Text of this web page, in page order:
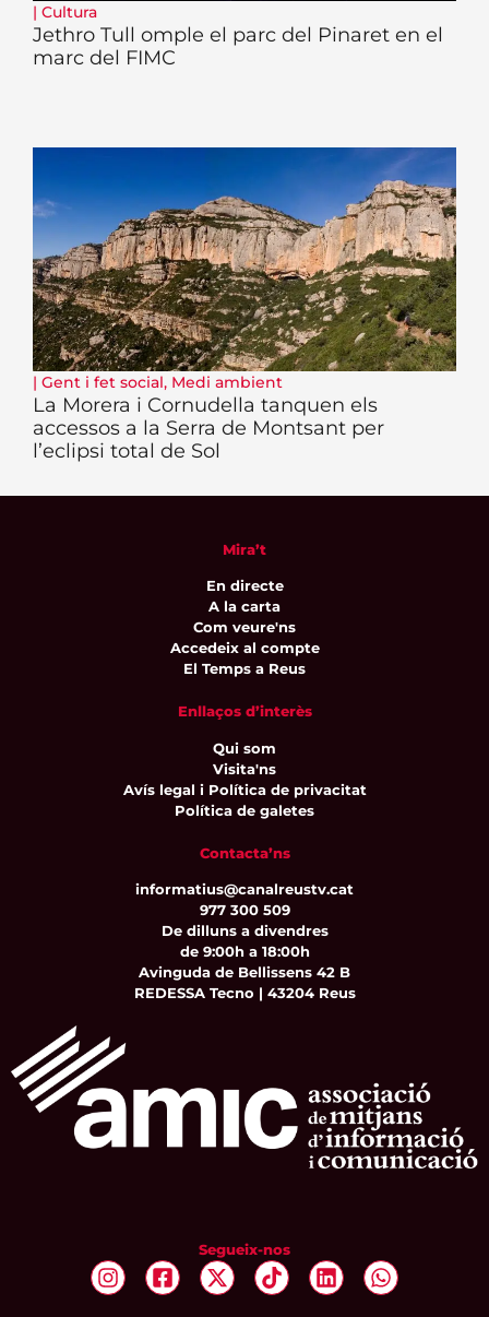
| Cultura
Jethro Tull omple el parc del Pinaret en el
marc del FIMC
| Gent i fet social, Medi ambient
La Morera i Cornudella tanquen els
accessos a la Serra de Montsant per
l’eclipsi total de Sol
Mira’t
En directe
A la carta
Com veure'ns
Accedeix al compte
El Temps a Reus
Enllaços d’interès
Qui som
Visita'ns
Avís legal i Política de privacitat
Política de galetes
Contacta’ns
informatius@canalreustv.cat
977 300 509
De dilluns a divendres
de 9:00h a 18:00h
Avinguda de Bellissens 42 B
REDESSA Tecno | 43204 Reus
Segueix-nos